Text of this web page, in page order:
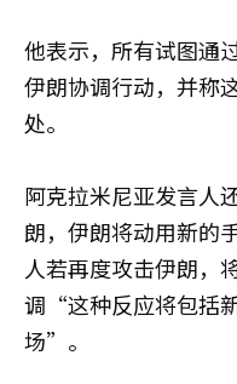
他表示，所有试图通
伊朗协调行动，并称
处。
阿克拉米尼亚发言人
朗，伊朗将动用新的
人若再度攻击伊朗
调“这种反应将包括
场”。